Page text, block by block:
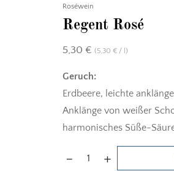
Roséwein
Regent Rosé
5,30 € (5,30 €/ )
Geruch:
Erdbeere, leichte
Anklänge von weißer
harmonisches Süße-